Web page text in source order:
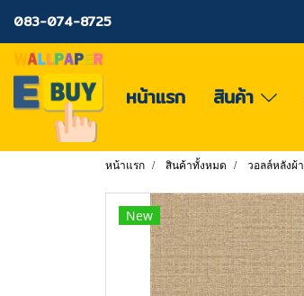
083-074-8725
หน้าแรก สินค้า
หน้าแรก สินค้าทั้งหมด วอลล์หลังผ้า
New